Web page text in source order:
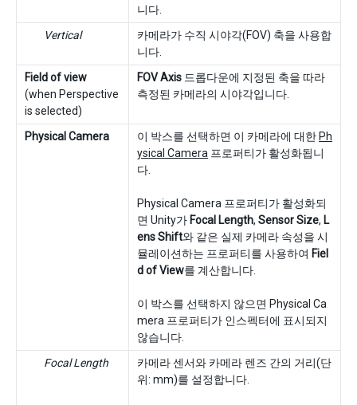
니다.
Vertical
카메라가 수직 시야각(FOV) 축을 사용합
니다.
Field of view
(when Perspective
is selected)
FOV Axis 드롭다운에 지정된 축을 따라
측정된 카메라의 시야각입니다.
Physical Camera 이 박스를 선택하면 이 카메라에 대한 Ph
ysical Camera 프로퍼티가 활성화됩니
다.
Physical Camera 프로퍼티가 활성화되
면 Unity가 Focal Length, Sensor Size, L
ens Shift와 같은 실제 카메라 속성을 시
뮬레이션하는 프로퍼티를 사용하여 Fiel
d of View를 계산합니다.
이 박스를 선택하지 않으면 Physical Ca
mera 프로퍼티가 인스펙터에 표시되지
않습니다.
Focal Length
카메라 센서와 카메라 렌즈 간의 거리(단
위: mm)를 설정합니다.